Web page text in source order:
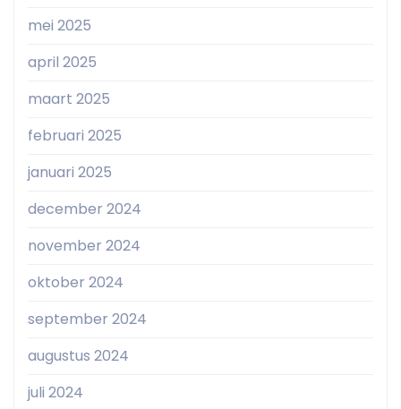
mei 2025
april 2025
maart 2025
februari 2025
januari 2025
december 2024
november 2024
oktober 2024
september 2024
augustus 2024
juli 2024